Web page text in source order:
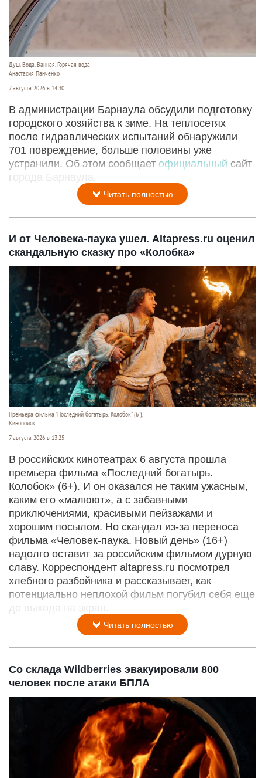
Душ. Вода. Ванная. Горячая вода
Анастасия Панченко
7 августа 2026 в 14:30
В администрации Барнаула обсудили подготовку
городского хозяйства к зиме. На теплосетях
после гидравлических испытаний обнаружили
701 повреждение, больше половины уже
устранили. Об этом сообщает официальный сайт
города Барнаула.
Читать полностью
И от Человека-паука ушел. Altapress.ru оценил
скандальную сказку про «Колобка»
Премьера фильма "Последний богатырь. Колобок" (6 ).
Кинопоиск
7 августа 2026 в 13:25
В российских кинотеатрах 6 августа прошла
премьера фильма «Последний богатырь.
Колобок» (6+). И он оказался не таким ужасным,
каким его «малюют», а с забавными
приключениями, красивыми пейзажами и
хорошим посылом. Но скандал из-за переноса
фильма «Человек-паука. Новый день» (16+)
надолго оставит за российским фильмом дурную
славу. Корреспондент altapress.ru посмотрел
хлебного разбойника и рассказывает, как
потенциально неплохой фильм погубил себя еще
до выхода на экран.
Читать полностью
Со склада Wildberries эвакуировали 800
человек после атаки БПЛА